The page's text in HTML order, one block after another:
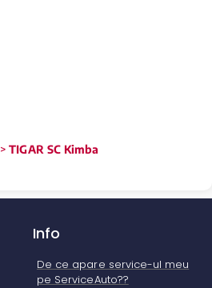
>TIGAR SC Kimba
Info
De ce apare service-ul meu
pe ServiceAuto??